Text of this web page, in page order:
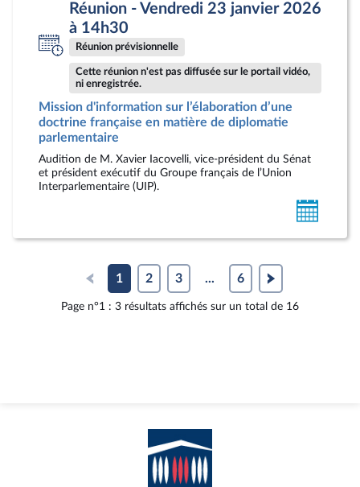
Réunion - Vendredi 23 janvier 2026
à 14h30
Réunion prévisionnelle
Cette réunion n'est pas diffusée sur le portail vidéo,
ni enregistrée.
Mission d'information sur l’élaboration d’une
doctrine française en matière de diplomatie
parlementaire
Audition de M. Xavier Iacovelli, vice-président du Sénat
et président exécutif du Groupe français de l’Union
Interparlementaire (UIP).
au
1 2 3 ... 6
Page n°1 : 3 résultats affichés sur un total de 16